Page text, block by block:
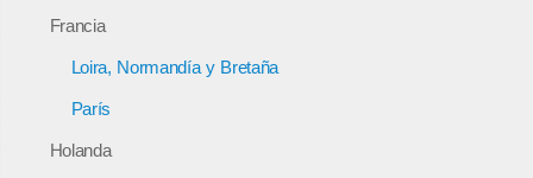
Francia
Loira, Normandía y Bretaña
París
Holanda